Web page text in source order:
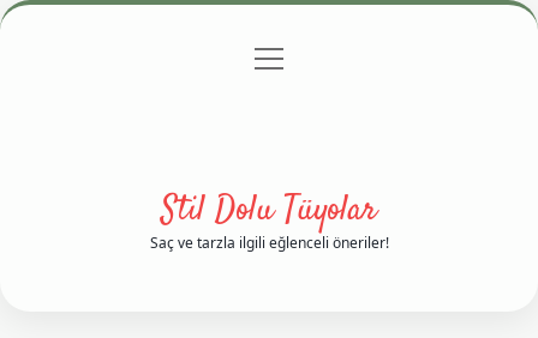
Gizlilik Politikası
menüyü
Stil Dolu Tüyolar
Saç ve tarzla ilgili eğlenceli öneriler!